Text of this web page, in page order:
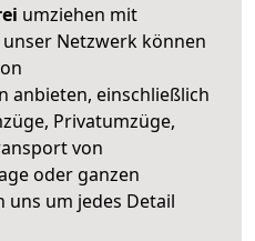
umziehen mit
Netzwerk können
anbieten, einschließlich
Privatumzüge,
von
oder ganzen
uns um jedes Detail